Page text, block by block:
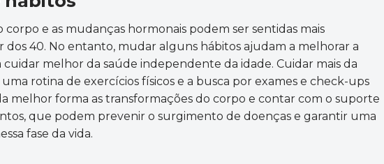
corpo e as mudanças hormonais podem ser sentidas mais
dos 40. No entanto, mudar alguns hábitos ajudam a melhorar a
cuidar melhor da saúde independente da idade. Cuidar mais da
rotina de exercícios físicos e a busca por exames e check-ups
melhor forma as transformações do corpo e contar com o suporte
que podem prevenir o surgimento de doenças e garantir uma
fase da vida.